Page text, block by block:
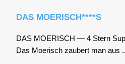
DAS MOERISCH****S
DAS MOERISCH — 4 Stern
Das Moe­risch zau­bert man aus